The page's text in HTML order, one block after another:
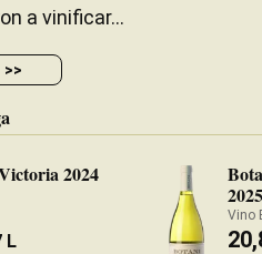
a vinificar...
>>
2024
L
2025
Vino